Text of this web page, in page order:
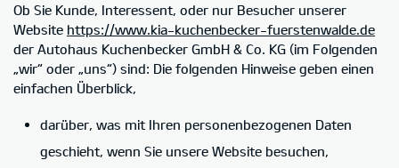
Ob Sie Kunde, Interessent, oder nur Besucher unserer
Website https://www.kia-kuchenbecker-fuerstenwalde.de
der Autohaus Kuchenbecker GmbH & Co. KG (im Folgenden
„wir“ oder „uns“) sind: Die folgenden Hinweise geben einen
einfachen Überblick,
darüber, was mit Ihren personenbezogenen Daten
geschieht, wenn Sie unsere Website besuchen,